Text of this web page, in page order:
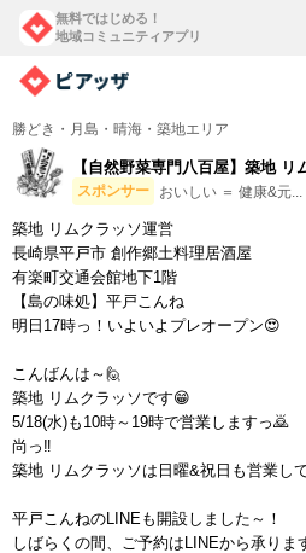
無料ではじめる！
地域コミュニティアプリ
勝どき・月島・晴海・築地エリア
【自然野菜専門八百屋】築地 リ
スポンサー おいしい ＝ 健康&元...
築地 リムクラッソ運営
長崎県平戸市 創作郷土料理居酒屋
有楽町交通会館地下1階
【島の味処】平戸こんね
明日17時っ！いよいよプレオープン😍
こんばんは～🙋
築地 リムクラッソです😁
5/18(水)も10時～19時で営業しますっ🙇
尚っ‼
築地 リムクラッソは日曜&祝日も営業し
平戸こんねのLINEも開設しました～！
しばらくの間、ご予約はLINEから承り